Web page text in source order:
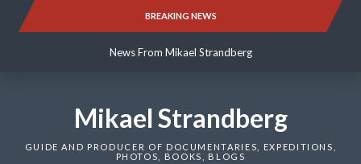
BREAKING NEWS
News From Mikael Strandberg
News From Mikael Strandberg
Mikael Strandberg
GUIDE AND PRODUCER OF DOCUMENTARIES, EXPEDITIONS,
PHOTOS, BOOKS, BLOGS